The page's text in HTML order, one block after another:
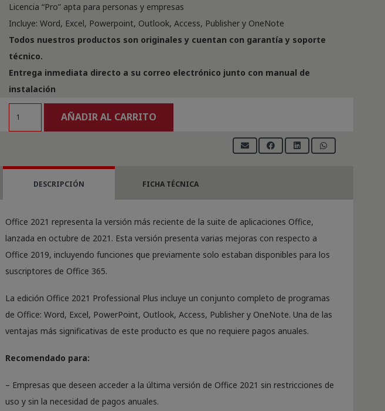
Licencia “Pro” apta para personas y empresas
Incluye: Word, Excel, Powerpoint, Outlook, Access, Publisher y OneNote
Todos nuestros productos son originales y cuentan con garantía y soporte
técnico.
Entrega inmediata directo a su correo electrónico junto con manual de
instalación
AÑADIR AL CARRITO
DESCRIPCIÓN FICHA TÉCNICA
Office 2021 representa la versión más reciente de la suite de aplicaciones Office,
lanzada en octubre de 2021. Esta versión presenta varias mejoras con respecto a
Office 2019, incluyendo funciones que previamente solo estaban disponibles para los
suscriptores de Office 365.
La edición Office 2021 Professional Plus incluye un conjunto completo de programas
de Office: Word, Excel, PowerPoint, Outlook, Access, Publisher y OneNote. Una de las
ventajas más significativas de este producto es que no requiere pagos anuales.
Recomendado para:
– Empresas que deseen acceder a la última versión de Office 2021 sin restricciones de
uso y sin la necesidad de pagos anuales.